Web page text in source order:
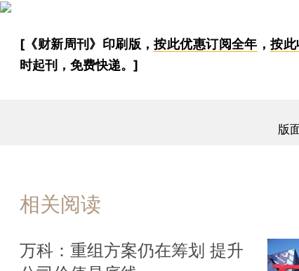
[《财新周刊》印刷版，按此优惠订阅全年 ，按此
时起刊，免费快递。]
版
相关阅读
万科：重组方案仍在筹划 提升